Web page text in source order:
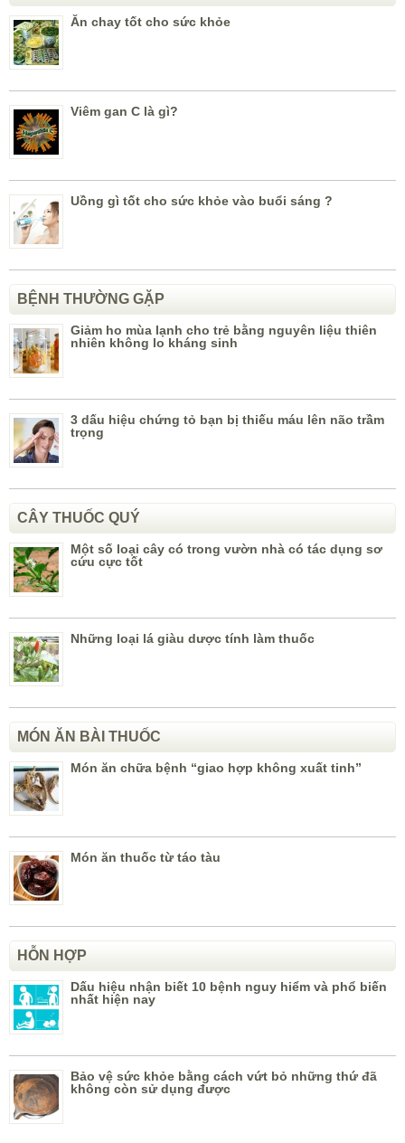
Ăn chay tốt cho sức khỏe
Viêm gan C là gì?
Uồng gì tốt cho sức khỏe vào buổi sáng ?
BỆNH THƯỜNG GẶP
Giảm ho mùa lạnh cho trẻ bằng nguyên liệu thiên
nhiên không lo kháng sinh
3 dấu hiệu chứng tỏ bạn bị thiếu máu lên não trầm
trọng
CÂY THUỐC QUÝ
Một số loại cây có trong vườn nhà có tác dụng sơ
cứu cực tốt
Những loại lá giàu dược tính làm thuốc
MÓN ĂN BÀI THUỐC
Món ăn chữa bệnh “giao hợp không xuất tinh”
Món ăn thuốc từ táo tàu
HỖN HỢP
Dấu hiệu nhận biết 10 bệnh nguy hiểm và phổ biến
nhất hiện nay
Bảo vệ sức khỏe bằng cách vứt bỏ những thứ đã
không còn sử dụng được